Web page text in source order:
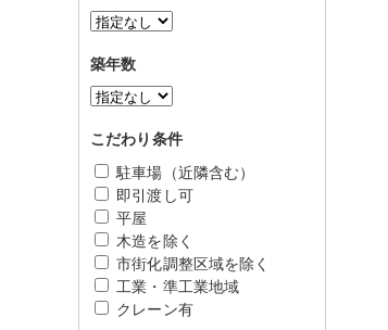
築年数
こだわり条件
駐車場（近隣含む）
即引渡し可
平屋
木造を除く
市街化調整区域を除く
工業・準工業地域
クレーン有